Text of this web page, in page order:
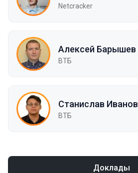
Netcracker
Алексей Барышев
ВТБ
Станислав Иванов
ВТБ
Доклады